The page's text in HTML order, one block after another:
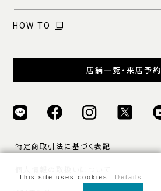
HOW TO
店舗一覧・来店予約
特定商取引法に基づく表記
This site uses cookies. Details